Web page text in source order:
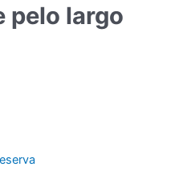
pelo largo